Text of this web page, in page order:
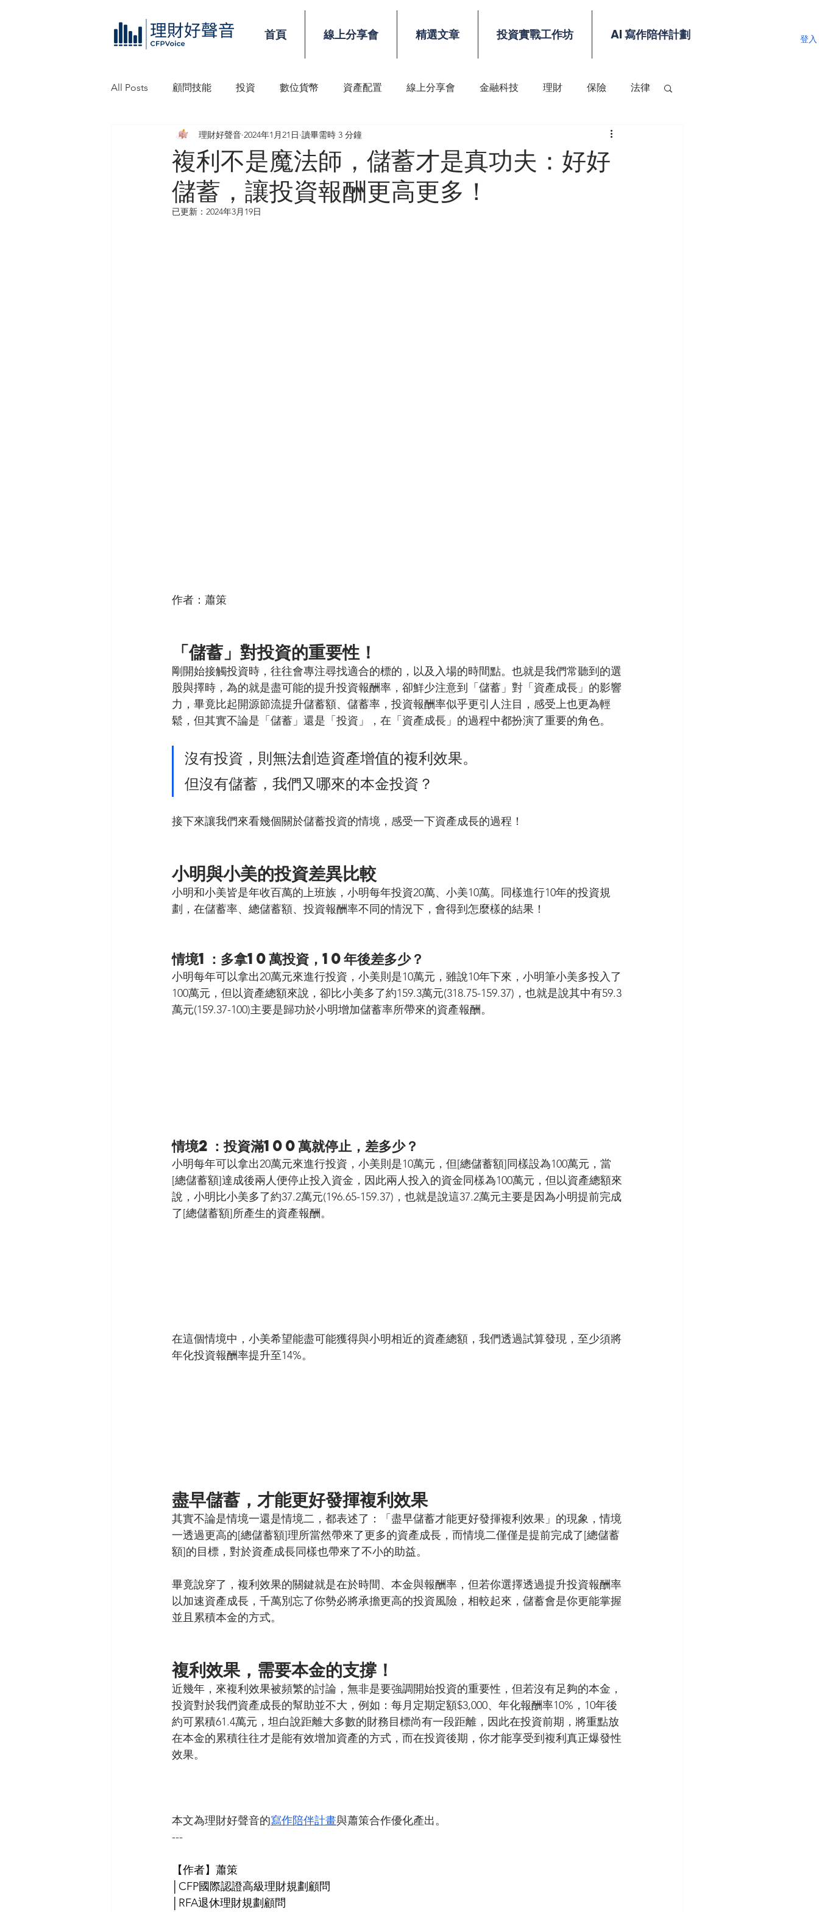
首頁 線上分享會 精選文章 投資實戰工作坊 AI 寫作陪伴計劃 登入
All Posts 顧問技能 投資 數位貨幣 資產配置 線上分享會 金融科技 理財 保險 法律
理財好聲音工作坊 信託 稅務 顧問技能
複利不是魔法師，儲蓄才是真功夫：好好
儲蓄，讓投資報酬更高更多！
理財好聲音 2024年1月21日 讀畢需時 3 分鐘
已更新： 2024年3月19日
作者：蕭策
「儲蓄」對投資的重要性！
剛開始接觸投資時，往往會專注尋找適合的標的，以及入場的時間點。也就是我們常聽到的選
股與擇時，為的就是盡可能的提升投資報酬率，卻鮮少注意到「儲蓄」對「資產成長」的影響
力，畢竟比起開源節流提升儲蓄額、儲蓄率，投資報酬率似乎更引人注目，感受上也更為輕
鬆，但其實不論是「儲蓄」還是「投資」，在「資產成長」的過程中都扮演了重要的角色。
沒有投資，則無法創造資產增值的複利效果。
但沒有儲蓄，我們又哪來的本金投資？
接下來讓我們來看幾個關於儲蓄投資的情境，感受一下資產成長的過程！
小明與小美的投資差異比較
小明和小美皆是年收百萬的上班族，小明每年投資20萬、小美10萬。同樣進行10年的投資規
劃，在儲蓄率、總儲蓄額、投資報酬率不同的情況下，會得到怎麼樣的結果！
情境1：多拿10萬投資，10年後差多少？
小明每年可以拿出20萬元來進行投資，小美則是10萬元，雖說10年下來，小明筆小美多投入了
100萬元，但以資產總額來說，卻比小美多了約159.3萬元(318.75-159.37)，也就是說其中有59.3
萬元(159.37-100)主要是歸功於小明增加儲蓄率所帶來的資產報酬。
情境2：投資滿100萬就停止，差多少？
小明每年可以拿出20萬元來進行投資，小美則是10萬元，但[總儲蓄額]同樣設為100萬元，當
[總儲蓄額]達成後兩人便停止投入資金，因此兩人投入的資金同樣為100萬元，但以資產總額來
說，小明比小美多了約37.2萬元(196.65-159.37)，也就是說這37.2萬元主要是因為小明提前完成
了[總儲蓄額]所產生的資產報酬。
在這個情境中，小美希望能盡可能獲得與小明相近的資產總額，我們透過試算發現，至少須將
年化投資報酬率提升至14%。
盡早儲蓄，才能更好發揮複利效果
其實不論是情境一還是情境二，都表述了：「盡早儲蓄才能更好發揮複利效果」的現象，情境
一透過更高的[總儲蓄額]理所當然帶來了更多的資產成長，而情境二僅僅是提前完成了[總儲蓄
額]的目標，對於資產成長同樣也帶來了不小的助益。
畢竟說穿了，複利效果的關鍵就是在於時間、本金與報酬率，但若你選擇透過提升投資報酬率
以加速資產成長，千萬別忘了你勢必將承擔更高的投資風險，相較起來，儲蓄會是你更能掌握
並且累積本金的方式。
複利效果，需要本金的支撐！
近幾年，來複利效果被頻繁的討論，無非是要強調開始投資的重要性，但若沒有足夠的本金，
投資對於我們資產成長的幫助並不大，例如：每月定期定額$3,000、年化報酬率10%，10年後
約可累積61.4萬元，坦白說距離大多數的財務目標尚有一段距離，因此在投資前期，將重點放
在本金的累積往往才是能有效增加資產的方式，而在投資後期，你才能享受到複利真正爆發性
效果。
本文為理財好聲音的寫作陪伴計畫與蕭策合作優化產出。
---
【作者】蕭策
│CFP國際認證高級理財規劃顧問
│RFA退休理財規劃顧問